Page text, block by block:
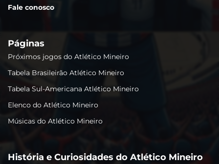
Fale conosco
Páginas
Próximos jogos do Atlético Mineiro
Tabela Brasileirão Atlético Mineiro
Tabela Sul-Americana Atlético Mineiro
Elenco do Atlético Mineiro
Músicas do Atlético Mineiro
História e Curiosidades do Atlético Mineiro